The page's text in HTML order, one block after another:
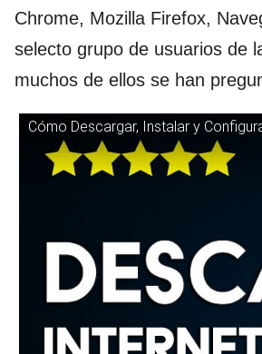
Chrome, Mozilla Firefox,
selecto grupo de usuarios de
muchos de ellos se han
Cómo Descargar, Instalar y